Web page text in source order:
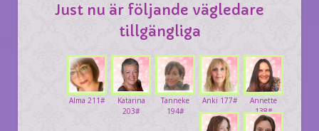
Just nu är följande vägledare
tillgängliga
Annette
138#
Anki 177#
Tanneke
194#
Katarina
203#
Alma 211#